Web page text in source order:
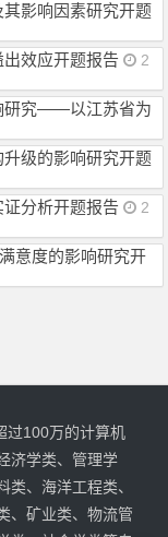
影响因素研究开题
效应开题报告
2
研究——以江苏省为
级的影响研究开题
分析开题报告
2
意度的影响研究开
过100万的计算机
济学类、管理学
、海洋工程类、
、矿业类、物流管